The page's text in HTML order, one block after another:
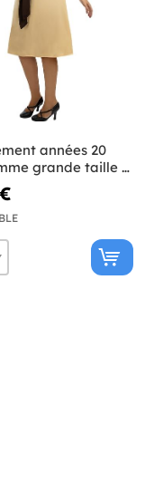
années 20
grande taille -
du